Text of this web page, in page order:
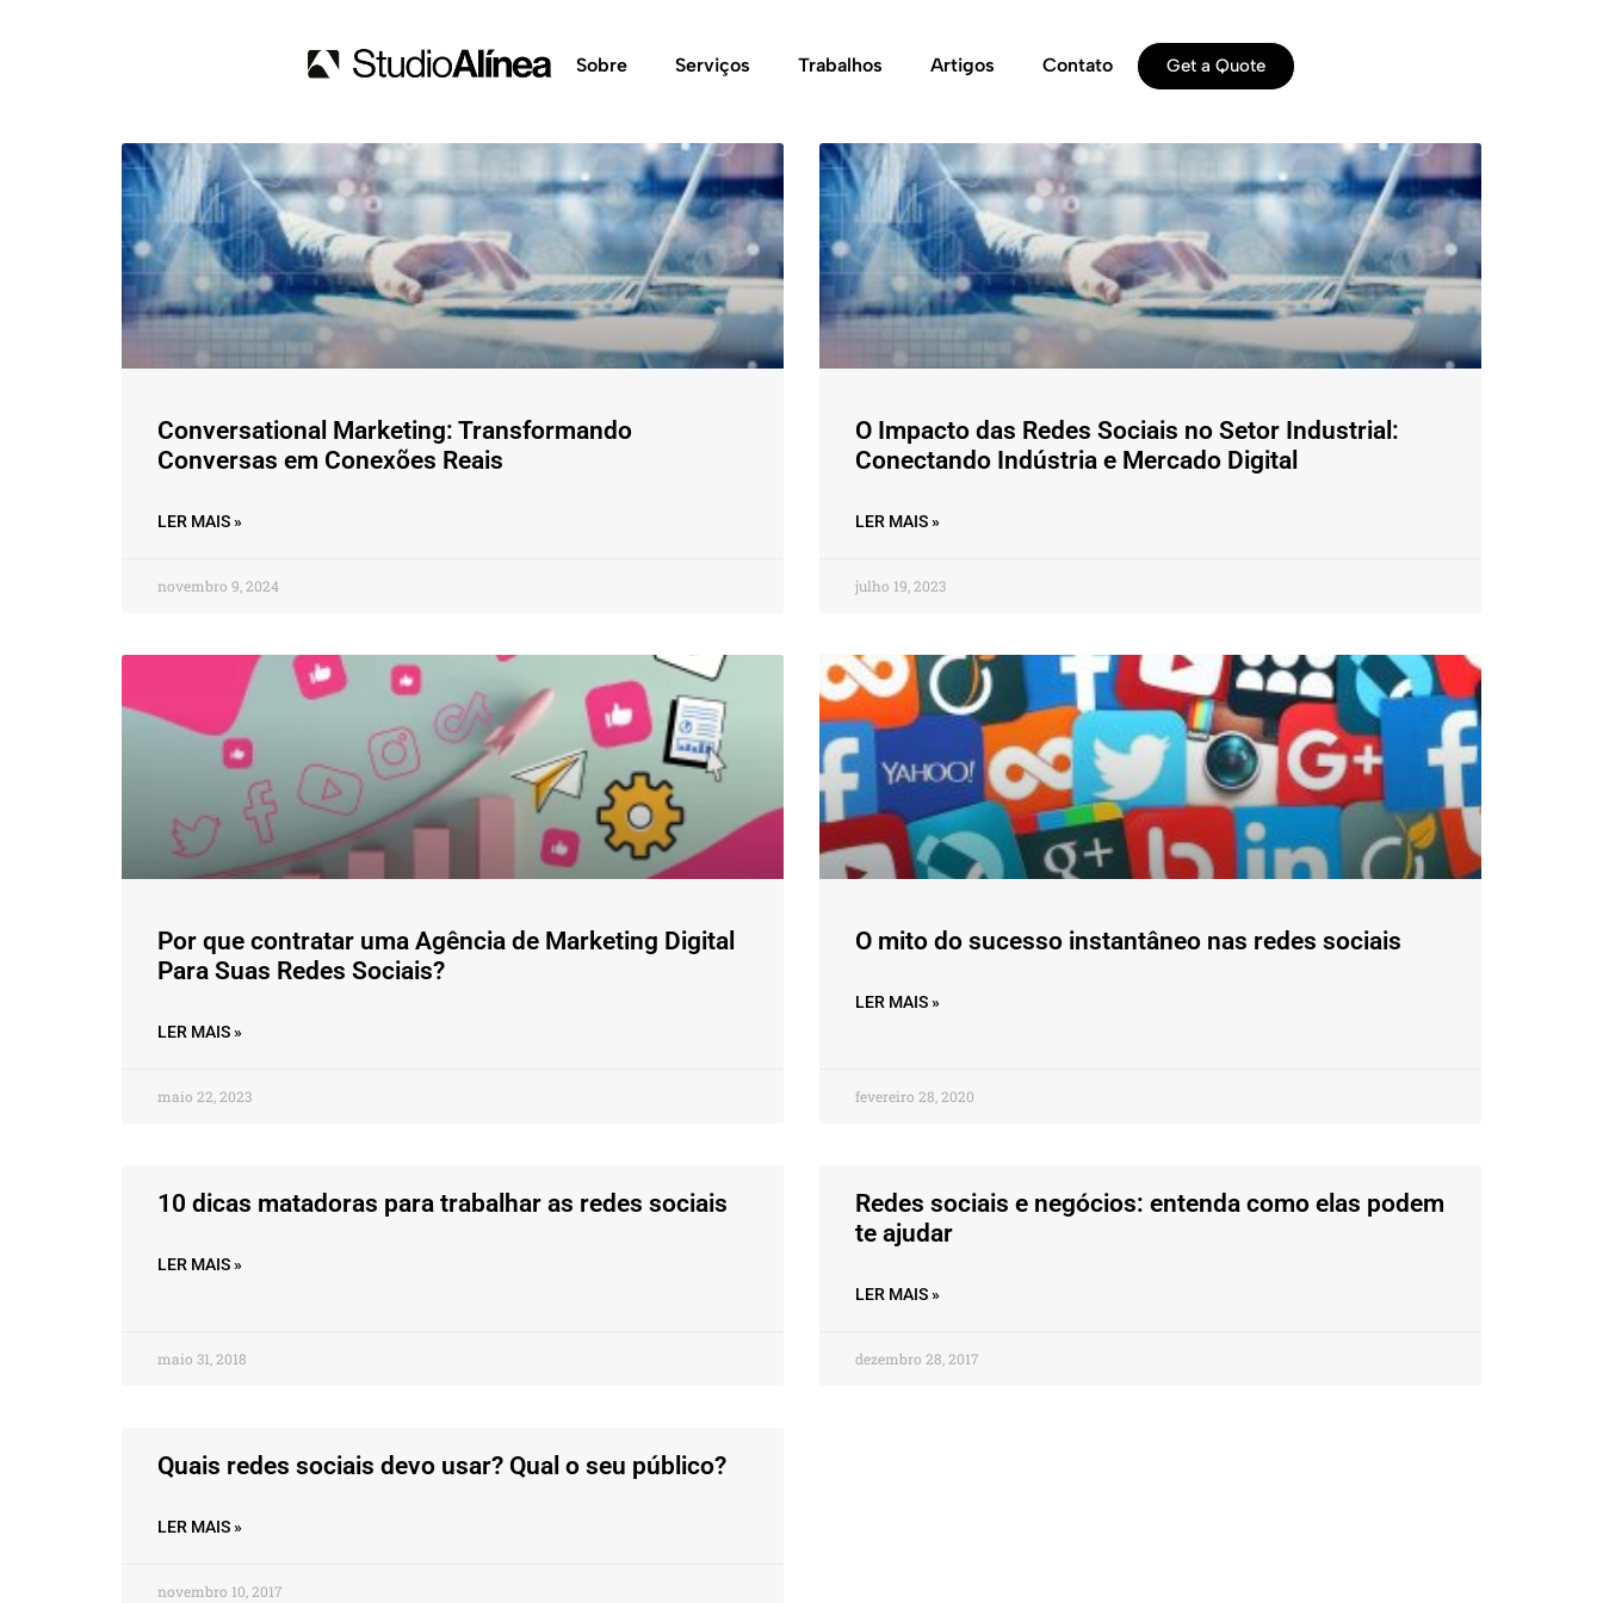
Sobre Serviços Trabalhos Artigos Contato Get a Quote
Conversational Marketing: Transformando
Conversas em Conexões Reais
LER MAIS »
novembro 9, 2024
O Impacto das Redes Sociais no Setor Industrial:
Conectando Indústria e Mercado Digital
LER MAIS »
julho 19, 2023
Por que contratar uma Agência de Marketing Digital
Para Suas Redes Sociais?
LER MAIS »
maio 22, 2023
O mito do sucesso instantâneo nas redes sociais
LER MAIS »
fevereiro 28, 2020
10 dicas matadoras para trabalhar as redes sociais
LER MAIS »
maio 31, 2018
Redes sociais e negócios: entenda como elas podem
te ajudar
LER MAIS »
dezembro 28, 2017
Quais redes sociais devo usar? Qual o seu público?
LER MAIS »
novembro 10, 2017